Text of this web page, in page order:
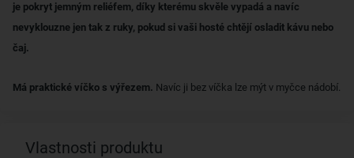
je pokryt jemným reliéfem, díky kterému skvěle vypadá a navíc
nevyklouzne jen tak z ruky, pokud si vaši hosté chtějí osladit kávu nebo
čaj.
Má praktické víčko s výřezem. Navíc ji bez víčka lze mýt v myčce nádobí.
Vlastnosti produktu